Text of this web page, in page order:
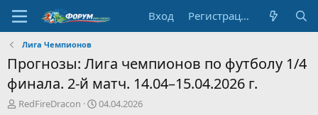
Вход Регистрация
Лига Чемпионов
Прогнозы: Лига чемпионов по футболу 1/4
финала. 2-й матч. 14.04–15.04.2026 г.
А
RedFireDracon
Д
04.04.2026